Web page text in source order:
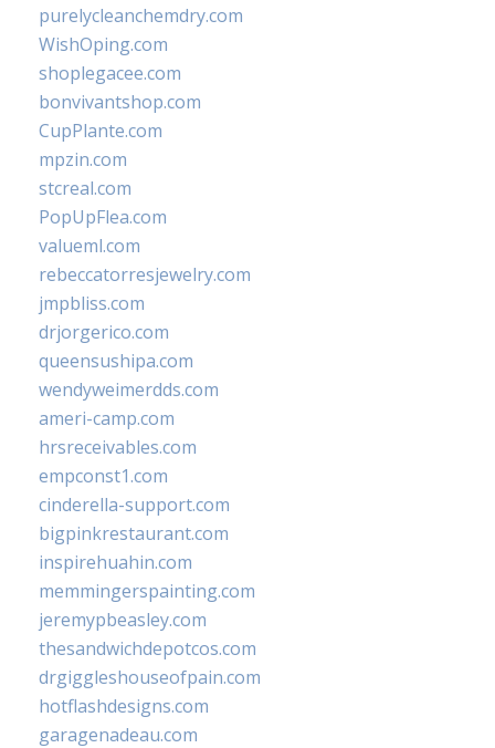
purelycleanchemdry.com
WishOping.com
shoplegacee.com
bonvivantshop.com
CupPlante.com
mpzin.com
stcreal.com
PopUpFlea.com
valueml.com
rebeccatorresjewelry.com
jmpbliss.com
drjorgerico.com
queensushipa.com
wendyweimerdds.com
ameri-camp.com
hrsreceivables.com
empconst1.com
cinderella-support.com
bigpinkrestaurant.com
inspirehuahin.com
memmingerspainting.com
jeremypbeasley.com
thesandwichdepotcos.com
drgiggleshouseofpain.com
hotflashdesigns.com
garagenadeau.com